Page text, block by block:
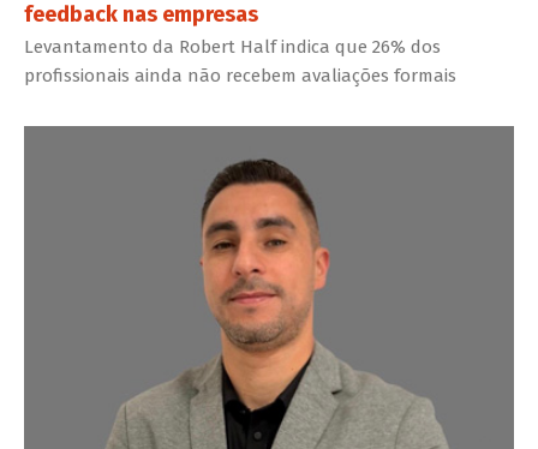
feedback nas empresas
Levantamento da Robert Half indica que 26% dos
profissionais ainda não recebem avaliações formais